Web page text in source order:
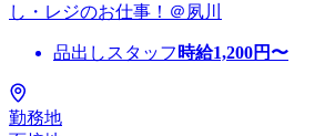
し・レジのお仕事！＠夙川
品出しスタッフ 時給1,200円〜
勤務地